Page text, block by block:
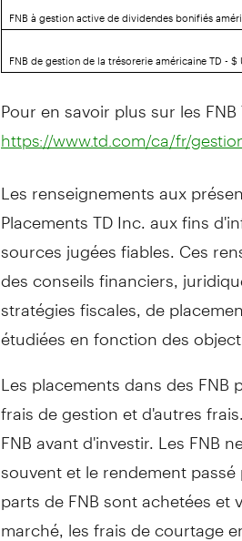
FNB à gestion active de dividendes bonifiés
FNB de gestion de la trésorerie américaine TD - $
Pour en savoir plus sur les FNB
https://www.td.com/ca/fr/
Les renseignements aux
Placements TD Inc. aux fins
sources jugées fiables. Ces
des conseils financiers,
stratégies fiscales, de
étudiées en fonction des
Les placements dans des
frais de gestion et d'autres
FNB avant d'investir. Les FNB
souvent et le rendement
parts de FNB sont achetées
marché, les frais de courtage